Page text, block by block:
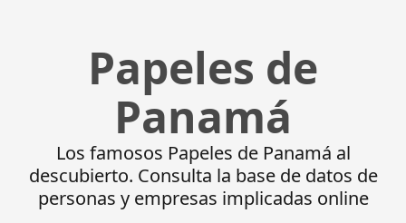
Papeles de
Panamá
Los famosos Papeles de Panamá al
descubierto. Consulta la base de datos de
personas y empresas implicadas online